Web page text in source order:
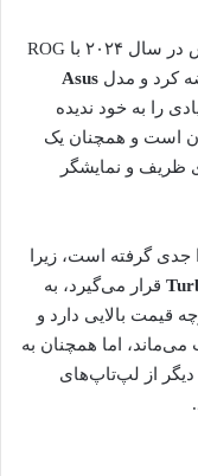
به گزارش اپست به نقل از pcworld ، ایسوس در سال ۲۰۲۴ با ROG
Asus
را به خود ندیده
است و همچنان یک
ظریف و نمایشگر
گرفته است، زیرا
قرار می‌گیرد، به
قیمت بالایی دارد و
اما همچنان به
از لپ‌تاپ‌های